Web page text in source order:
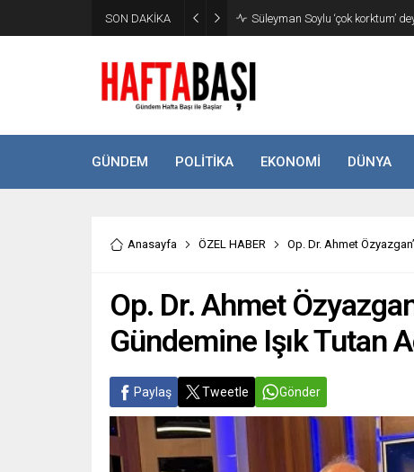
SON DAKİKA Süleyman Soylu ‘çok korktum’
GÜNDEM POLİTİKA EKONOMİ DÜNYA
Anasayfa ÖZEL HABER Op. Dr. Ahmet
Op. Dr. Ahmet
Gündemine Işık Tutan
Paylaş Tweetle Gönder